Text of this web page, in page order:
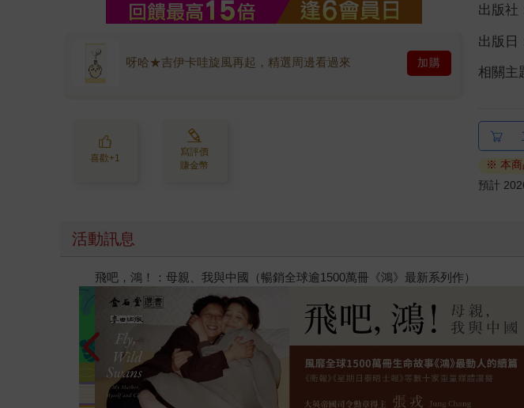
呀哈★吉伊卡哇旋風再起，精選周邊看過來 加購
喜歡+1
寫評價
賺金幣
出版社
出版日
相關主
※ 本商
預計
活動訊息
閱讀漫遊錄-2026上半年暢銷榜